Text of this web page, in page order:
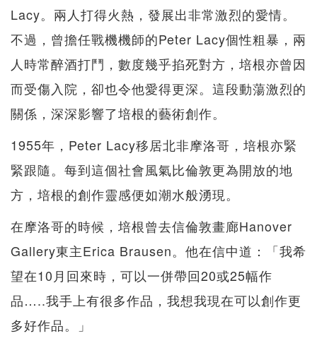
Lacy。兩人打得火熱，發展出非常激烈的愛情。
不過，曾擔任戰機機師的Peter Lacy個性粗暴，兩
人時常醉酒打鬥，數度幾乎掐死對方，培根亦曾因
而受傷入院，卻也令他愛得更深。這段動蕩激烈的
關係，深深影響了培根的藝術創作。
1955年，Peter Lacy移居北非摩洛哥，培根亦緊
緊跟隨。每到這個社會風氣比倫敦更為開放的地
方，培根的創作靈感便如潮水般湧現。
在摩洛哥的時候，培根曾去信倫敦畫廊Hanover
Gallery東主Erica Brausen。他在信中道：「我希
望在10月回來時，可以一併帶回20或25幅作
品…..我手上有很多作品，我想我現在可以創作更
多好作品。」